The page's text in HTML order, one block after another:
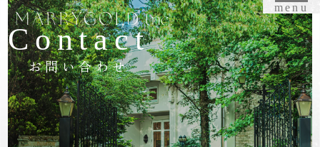
menu
Contact
お問い合わせ